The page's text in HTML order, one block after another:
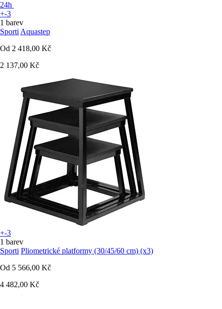
24h
+-3
1 barev
Sporti Aquastep
Od 2 418,00 Kč
2 137,00 Kč
+-3
1 barev
Sporti Pliometrické platformy (30/45/60 cm) (x3)
Od 5 566,00 Kč
4 482,00 Kč